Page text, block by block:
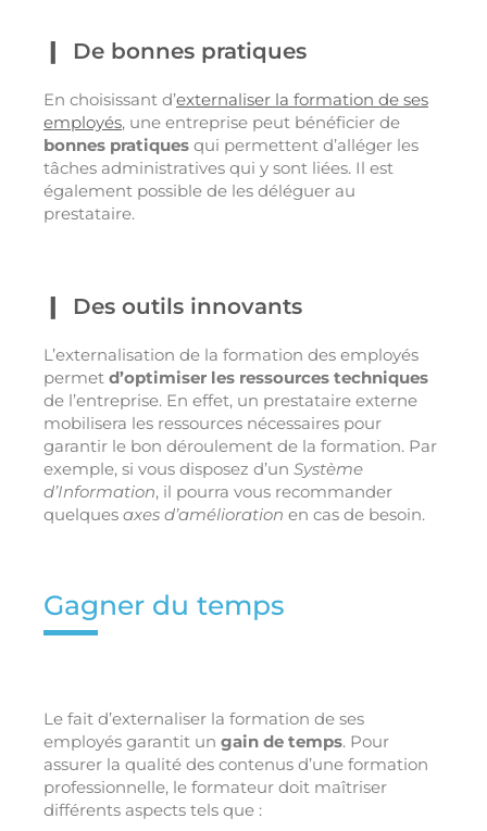
De bonnes pratiques
En choisissant d’externaliser la formation de ses
employés, une entreprise peut bénéficier de
bonnes pratiques qui permettent d’alléger les
tâches administratives qui y sont liées. Il est
également possible de les déléguer au
prestataire.
Des outils innovants
L’externalisation de la formation des employés
permet d’optimiser les ressources techniques
de l’entreprise. En effet, un prestataire externe
mobilisera les ressources nécessaires pour
garantir le bon déroulement de la formation. Par
exemple, si vous disposez d’un Système
d’Information, il pourra vous recommander
quelques axes d’amélioration en cas de besoin.
Gagner du temps
Le fait d’externaliser la formation de ses
employés garantit un gain de temps. Pour
assurer la qualité des contenus d’une formation
professionnelle, le formateur doit maîtriser
différents aspects tels que :